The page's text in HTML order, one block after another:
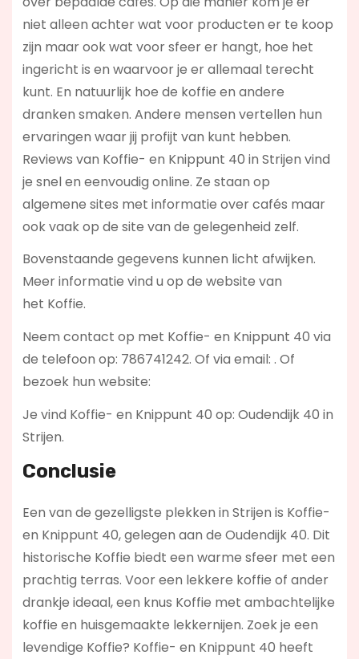
niet alleen achter wat voor producten er te koop
zijn maar ook wat voor sfeer er hangt, hoe het
ingericht is en waarvoor je er allemaal terecht
kunt. En natuurlijk hoe de koffie en andere
dranken smaken. Andere mensen vertellen hun
ervaringen waar jij profijt van kunt hebben.
Reviews van Koffie- en Knippunt 40 in Strijen vind
je snel en eenvoudig online. Ze staan op
algemene sites met informatie over cafés maar
ook vaak op de site van de gelegenheid zelf.
Bovenstaande gegevens kunnen licht afwijken.
Meer informatie vind u op de website van
het Koffie.
Neem contact op met Koffie- en Knippunt 40 via
de telefoon op: 786741242. Of via email: . Of
bezoek hun website:
Je vind Koffie- en Knippunt 40 op: Oudendijk 40 in
Strijen.
Conclusie
Een van de gezelligste plekken in Strijen is Koffie-
en Knippunt 40, gelegen aan de Oudendijk 40. Dit
historische Koffie biedt een warme sfeer met een
prachtig terras. Voor een lekkere koffie of ander
drankje ideaal, een knus Koffie met ambachtelijke
koffie en huisgemaakte lekkernijen. Zoek je een
levendige Koffie? Koffie- en Knippunt 40 heeft